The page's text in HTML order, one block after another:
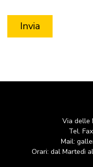
Via delle
Tel.
Mail:
Orari: dal Martedì